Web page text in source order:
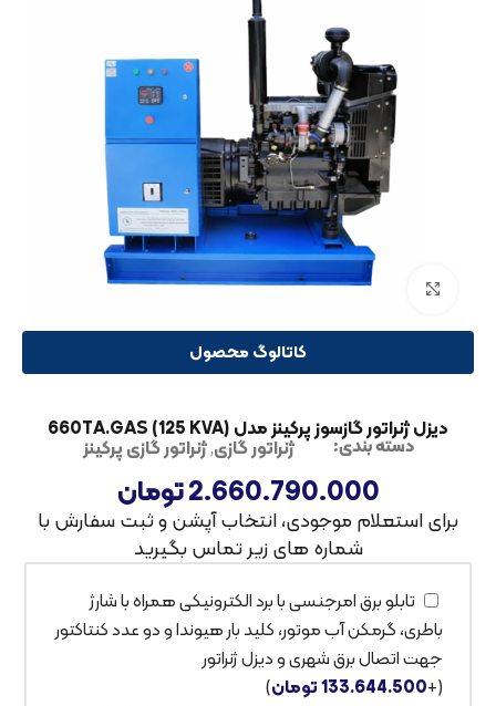
دیزل ژنراتور گازسوز پرکینز مدل 660TA.GAS (125 KVA)
دسته بندی: ژنراتور گازی,ژنراتور گازی پرکینز
2.660.790.000تومان
برای استعلام موجودی، انتخاب آپشن و ثبت سفارش با
شماره های زیر تماس بگیرید
تابلو برق امرجنسی با برد الکترونیکی همراه با شارژ
باطری، گرمکن آب موتور، کلید بار هیوندا و دو عدد کنتاکتور
جهت اتصال برق شهری و دیزل ژنراتور
(+
133.644.500تومان)
بزرگنمایی تصویر
کاتالوگ محصول